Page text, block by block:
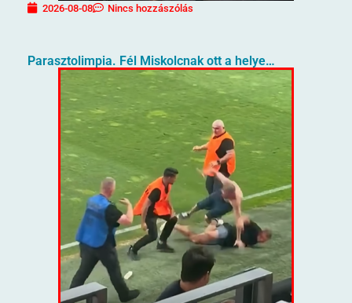
2026-08-08 Nincs hozzászólás
Parasztolimpia. Fél Miskolcnak ott a helye…